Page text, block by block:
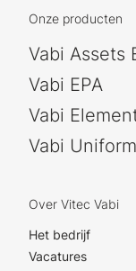
Onze producten
Vabi Assets
Vabi EPA
Vabi
Vabi
Over Vitec Vabi
Het bedrijf
Vacatures